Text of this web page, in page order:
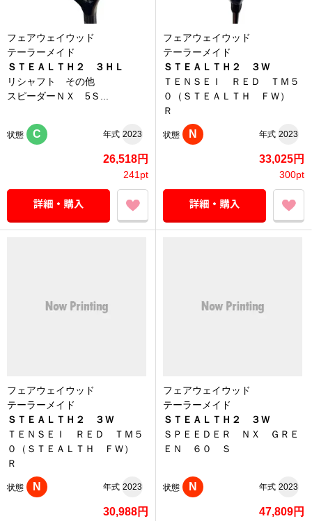
フェアウェイウッド
テーラーメイド
ＳＴＥＡＬＴＨ２ ３ＨＬ
リシャフト その他
スピーダーＮＸ 5Ｓ...
状態 C 年式 2023
26,518円
241pt
フェアウェイウッド
テーラーメイド
ＳＴＥＡＬＴＨ２ ３Ｗ
ＴＥＮＳＥＩ ＲＥＤ ＴＭ５
０（ＳＴＥＡＬＴＨ ＦＷ）
Ｒ
状態 N 年式 2023
33,025円
300pt
フェアウェイウッド
テーラーメイド
ＳＴＥＡＬＴＨ２ ３Ｗ
ＴＥＮＳＥＩ ＲＥＤ ＴＭ５
０（ＳＴＥＡＬＴＨ ＦＷ）
Ｒ
状態 N 年式 2023
30,988円
フェアウェイウッド
テーラーメイド
ＳＴＥＡＬＴＨ２ ３Ｗ
ＳＰＥＥＤＥＲ ＮＸ ＧＲＥ
ＥＮ ６０ Ｓ
状態 N 年式 2023
47,809円